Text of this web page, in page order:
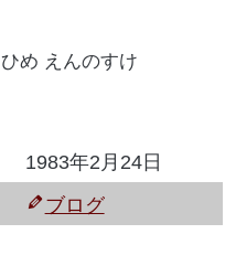
ひめ えんのすけ
1983年2月24日
ブログ